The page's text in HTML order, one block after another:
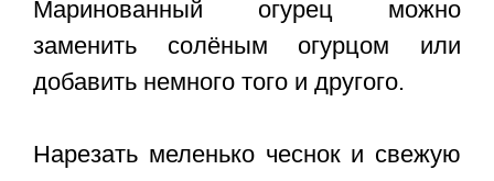
Маринованный огурец можно
заменить солёным огурцом или
добавить немного того и другого.
Нарезать меленько чеснок и свежую